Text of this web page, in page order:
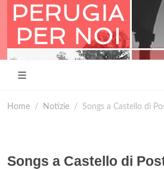
Home Notizie Songs a Castello di
Songs a Castello di